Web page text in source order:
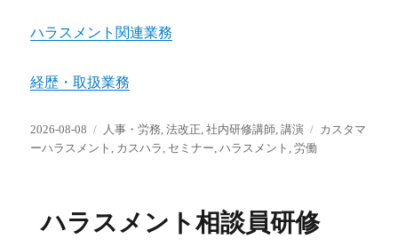
ハラスメント関連業務
経歴・取扱業務
投
稿
2026-08-08
カ
テ
人事・労務 ,法改正 ,社内研修講師 ,講演
タ
カスタマ
ーハラスメント
カスハラ セミナー ,ハラスメント ,労働
ハラスメント相談員研修